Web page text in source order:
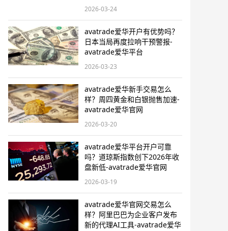
2026-03-24
avatrade爱华开户有优势吗？
日本当局再度拉响干预警报​-
avatrade爱华平台
2026-03-23
avatrade爱华新手交易怎么
样？周四黄金和白银抛售加速-
avatrade爱华官网
2026-03-20
avatrade爱华平台开户可靠
吗？道琼斯指数创下2026年收
盘新低-avatrade爱华官网
2026-03-19
avatrade爱华官网交易怎么
样？阿里巴巴为企业客户发布
新的代理AI工具-avatrade爱华